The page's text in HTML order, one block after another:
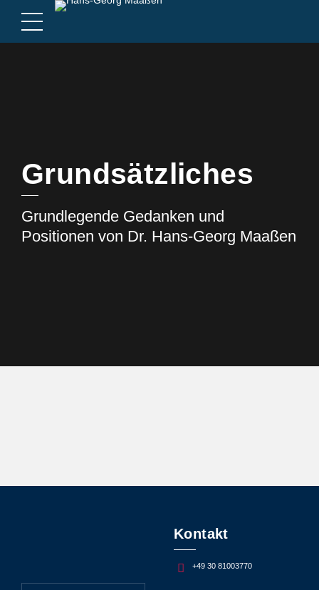
Grundsätzliches
Grundlegende Gedanken und
Positionen von Dr. Hans-Georg Maaßen
Kontakt
+49 30 81003770